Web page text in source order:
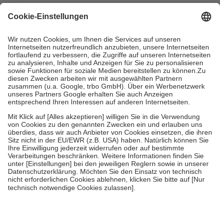
mit.
Grundsätzlich leisten Mitglieder Zuzahlungen in Höhe von zehn
höchstens zehn Euro.
Es sind jedoch nie mehr als die tatsächlichen
Kosten der Leistung zu entrichten.
Diese Regeln gelten grundsätzlich auch für Online-Apotheken.
Bei Heilmitteln und häuslicher Krankenpflege beträgt die
Zuzahlung zehn Prozent der Kosten sowie zehn Euro je
Verordnung.
Um das Engagement der Versicherten für ihre eigene Gesundheit zu
stärken und die besondere Stellung der Familie zu unterstützen,
fallenkeine Zuzahlungenan bei:
• Kindern und Jugendlichen bis zum vollendeten 18. Lebensjahr
mit Ausnahme der Fahrkosten
• Untersuchungen zur Vorsorge und Früherkennung, die von der
GKV getragen werden
• empfohlenen Schutzimpfungen
• Harn- und Blutteststreifen